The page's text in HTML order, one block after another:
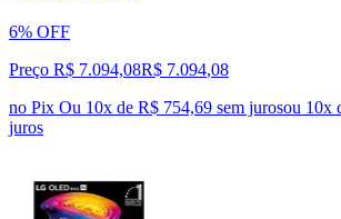
6% OFF
Preço R$ 7.094,08R$ 7.094,08
no Pix Ou 10x de R$ 754,69 sem jurosou 10x
juros